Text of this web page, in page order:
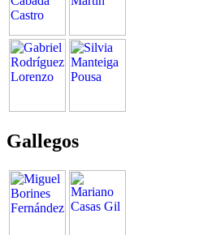
Gallegos